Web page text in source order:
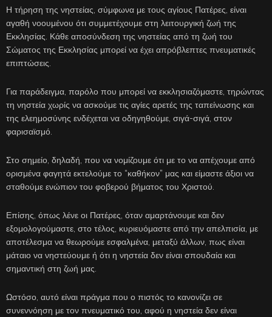
Η τήρηση της νηστείας, σύμφωνα με τους αγίους Πατέρες, είναι
αγαθή νοουμένου ότι συμμετέχουμε στη λειτουργική ζωή της
Εκκλησίας. Κάθε αποσύνδεση της νηστείας από τη ζωή του
Σώματος της Εκκλησίας μπορεί να έχει απρόβλεπτες πνευματικές
επιπτώσεις.
Για παράδειγμα, παρόλο που μπορεί να εκκλησιαζόμαστε, τηρώντας
τη νηστεία χωρίς να ασκούμε τις αγίες αρετές της ταπείνωσης και
της ελεημοσύνης ενδέχεται να οδηγηθούμε, σιγά-σιγά, στον
φαρισαϊσμό.
Στο σημείο, δηλαδή, που να νομίζουμε ότι με το να απέχουμε από
ορισμένα φαγητά εκτελούμε το “καθήκον” μας και είμαστε άξιοι να
σταθούμε ενώπιον του φοβερού βήματος του Χριστού.
Επίσης, όπως λένε οι Πατέρες, όταν αμαρτάνουμε και δεν
εξομολογούμαστε, στο τέλος, κυριευόμαστε από την απελπισία, με
αποτέλεσμα να θεωρούμε εσφαλμένα, μεταξύ άλλων, πως είναι
μάταιο να νηστεύουμε ή ότι η νηστεία δεν είναι σπουδαία και
σημαντική στη ζωή μας.
Ωστόσο, αυτό είναι πράγμα που ο πιστός το κανονίζει σε
συνεννόηση με τον πνευματικό του, αφού η νηστεία δεν είναι